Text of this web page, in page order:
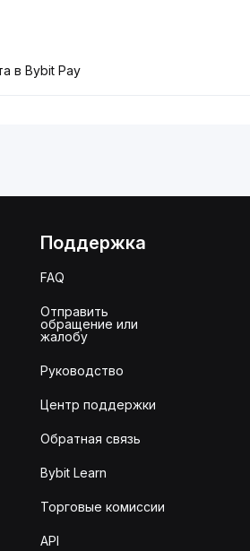
в Bybit Pay
Поддержка
FAQ
Отправить
обращение или
жалобу
Руководство
Центр поддержки
Обратная связь
Bybit Learn
Торговые комиссии
API